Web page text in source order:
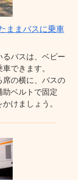
ままバスに乗車
バスは、ベビー
できます。
の横に、バスの
ベルトで固定
けましょう。